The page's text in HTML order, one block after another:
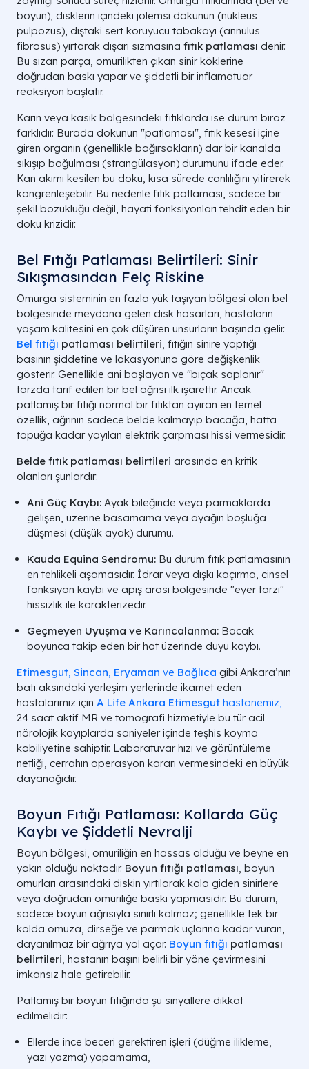
boyun), disklerin içindeki jölemsi dokunun (nükleus
pulpozus), dıştaki sert koruyucu tabakayı (annulus
fibrosus) yırtarak dışarı sızmasına fıtık patlaması denir.
Bu sızan parça, omurilikten çıkan sinir köklerine
doğrudan baskı yapar ve şiddetli bir inflamatuar
reaksiyon başlatır.
Karın veya kasık bölgesindeki fıtıklarda ise durum biraz
farklıdır. Burada dokunun "patlaması", fıtık kesesi içine
giren organın (genellikle bağırsakların) dar bir kanalda
sıkışıp boğulması (strangülasyon) durumunu ifade eder.
Kan akımı kesilen bu doku, kısa sürede canlılığını yitirerek
kangrenleşebilir. Bu nedenle fıtık patlaması, sadece bir
şekil bozukluğu değil, hayati fonksiyonları tehdit eden bir
doku krizidir.
Bel Fıtığı Patlaması Belirtileri: Sinir
Sıkışmasından Felç Riskine
Omurga sisteminin en fazla yük taşıyan bölgesi olan bel
bölgesinde meydana gelen disk hasarları, hastaların
yaşam kalitesini en çok düşüren unsurların başında gelir.
Bel fıtığı patlaması belirtileri, fıtığın sinire yaptığı
basının şiddetine ve lokasyonuna göre değişkenlik
gösterir. Genellikle ani başlayan ve "bıçak saplanır"
tarzda tarif edilen bir bel ağrısı ilk işarettir. Ancak
patlamış bir fıtığı normal bir fıtıktan ayıran en temel
özellik, ağrının sadece belde kalmayıp bacağa, hatta
topuğa kadar yayılan elektrik çarpması hissi vermesidir.
Belde fıtık patlaması belirtileri arasında en kritik
olanları şunlardır:
Ani Güç Kaybı: Ayak bileğinde veya parmaklarda
gelişen, üzerine basamama veya ayağın boşluğa
düşmesi (düşük ayak) durumu.
Kauda Equina Sendromu: Bu durum fıtık patlamasının
en tehlikeli aşamasıdır. İdrar veya dışkı kaçırma, cinsel
fonksiyon kaybı ve apış arası bölgesinde "eyer tarzı"
hissizlik ile karakterizedir.
Geçmeyen Uyuşma ve Karıncalanma: Bacak
boyunca takip eden bir hat üzerinde duyu kaybı.
Etimesgut, Sincan, Eryaman ve Bağlıca gibi Ankara’nın
batı aksındaki yerleşim yerlerinde ikamet eden
hastalarımız için A Life Ankara Etimesgut hastanemiz,
24 saat aktif MR ve tomografi hizmetiyle bu tür acil
nörolojik kayıplarda saniyeler içinde teşhis koyma
kabiliyetine sahiptir. Laboratuvar hızı ve görüntüleme
netliği, cerrahın operasyon kararı vermesindeki en büyük
dayanağıdır.
Boyun Fıtığı Patlaması: Kollarda Güç
Kaybı ve Şiddetli Nevralji
Boyun bölgesi, omuriliğin en hassas olduğu ve beyne en
yakın olduğu noktadır. Boyun fıtığı patlaması, boyun
omurları arasındaki diskin yırtılarak kola giden sinirlere
veya doğrudan omuriliğe baskı yapmasıdır. Bu durum,
sadece boyun ağrısıyla sınırlı kalmaz; genellikle tek bir
kolda omuza, dirseğe ve parmak uçlarına kadar vuran,
dayanılmaz bir ağrıya yol açar. Boyun fıtığı patlaması
belirtileri, hastanın başını belirli bir yöne çevirmesini
imkansız hale getirebilir.
Patlamış bir boyun fıtığında şu sinyallere dikkat
edilmelidir:
Ellerde ince beceri gerektiren işleri (düğme ilikleme,
yazı yazma) yapamama,